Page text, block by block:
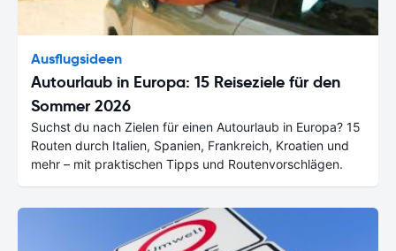
Ausflugsideen
Autourlaub in Europa: 15 Reiseziele für den
Sommer 2026
Suchst du nach Zielen für einen Autourlaub in Europa? 15
Routen durch Italien, Spanien, Frankreich, Kroatien und
mehr – mit praktischen Tipps und Routenvorschlägen.